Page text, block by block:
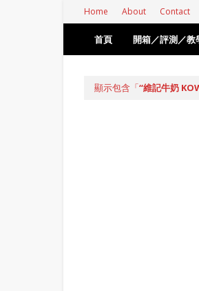
Home About Contact
首頁 開箱／評測／教
顯示包含「 維記牛奶